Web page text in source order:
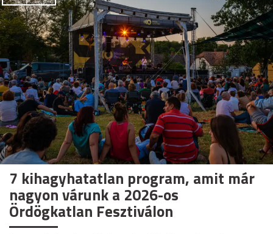
7 kihagyhatatlan program, amit már
nagyon várunk a 2026-os
Ördögkatlan Fesztiválon